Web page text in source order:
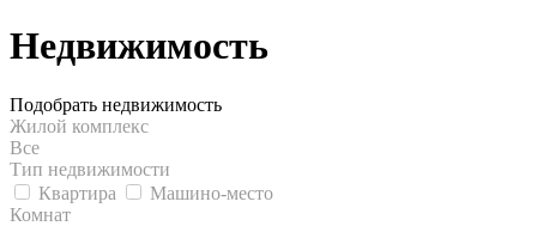
Недвижимость
Подобрать недвижимость
Жилой комплекс
Все
Тип недвижимости
Квартира
Машино-место
Комнат